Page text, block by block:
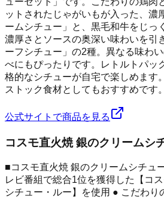
ットされたじゃがいもが入った、濃
ームシチュー」と、黒毛和牛をじっ
濃厚さとソースの奥深い味わいを引
ーフシチュー」の2種。異なる味わ
べにもぴったりです。レトルトパッ
格的なシチューが自宅で楽しめます
ストック食材としてもおすすめです。
公式サイトで商品を見る
コスモ直火焼 銀のクリームシ
■コスモ直火焼 銀のクリームシチュ
レビ番組で総合1位を獲得した【コ
シチュー・ルー】を使用 ● こだわり